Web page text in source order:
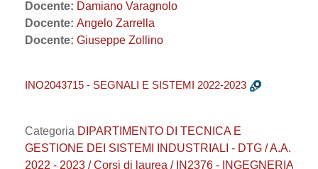
Docente: Damiano Varagnolo
Docente: Angelo Zarrella
Docente: Giuseppe Zollino
INO2043715 - SEGNALI E SISTEMI 2022-2023
Categoria DIPARTIMENTO DI TECNICA E
GESTIONE DEI SISTEMI INDUSTRIALI - DTG / A.A.
2022 - 2023 / Corsi di laurea / IN2376 - INGEGNERIA